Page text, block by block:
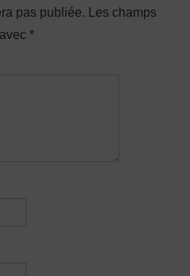
pas publiée.
Les champs
*